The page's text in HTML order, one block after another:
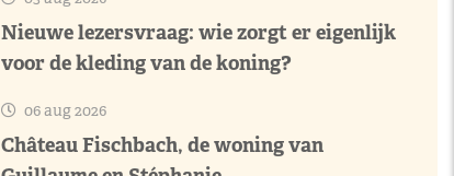
Nieuwe lezersvraag: wie zorgt er eigenlijk
voor de kleding van de koning?
06 aug 2026
Château Fischbach, de woning van